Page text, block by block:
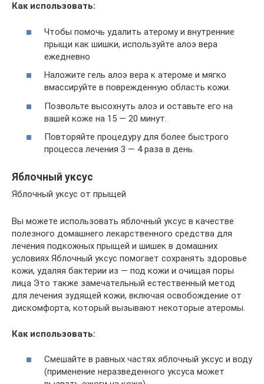
Как использовать:
Чтобы помочь удалить атерому и внутренние
прыщи как шишки, используйте алоэ вера
ежедневно
Наложите гель алоэ вера к атероме и мягко
вмассируйте в поврежденную область кожи.
Позвольте высохнуть алоэ и оставьте его на
вашей коже на 15 — 20 минут.
Повторяйте процедуру для более быстрого
процесса лечения 3 — 4 раза в день.
Яблочный уксус
Яблочный уксус от прыщей
Вы можете использовать яблочный уксус в качестве
полезного домашнего лекарственного средства для
лечения подкожных прыщей и шишек в домашних
условиях Яблочный уксус помогает сохранять здоровье
кожи, удаляя бактерии из — под кожи и очищая поры
лица Это также замечательный естественный метод
для лечения зудящей кожи, включая освобождение от
дискомфорта, который вызывают некоторые атеромы.
Как использовать:
Смешайте в равных частях яблочный уксус и воду
(применение неразведенного уксуса может